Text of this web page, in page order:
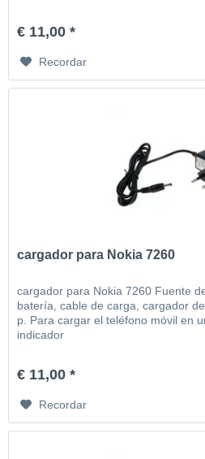
€ 11,00 *
Recordar
cargador para Nokia 7260
cargador para Nokia 7260 Fuente
batería, cable de carga, cargador
p. Para cargar el teléfono móvil en
indicador
€ 11,00 *
Recordar